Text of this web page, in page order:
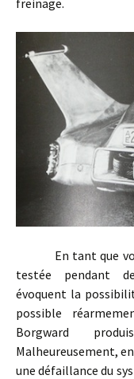
En tant que
testée pendant
évoquent la
possible
Borgward
Malheureusement,
une défaillance du